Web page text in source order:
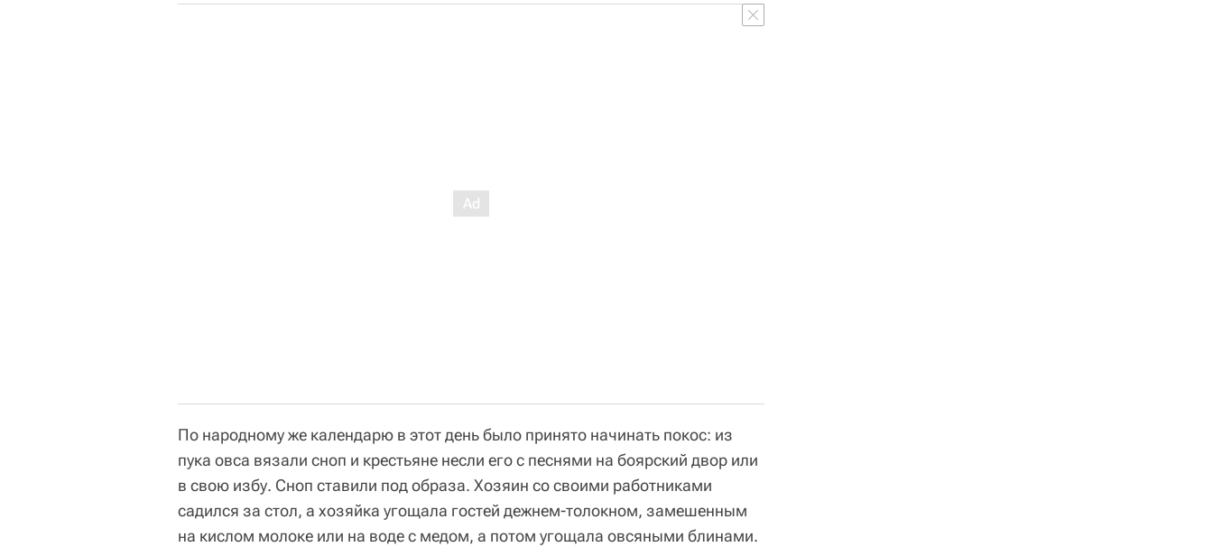
По народному же календарю в этот день было принято начинать покос: из
пука овса вязали сноп и крестьяне несли его с песнями на боярский двор или
в свою избу. Сноп ставили под образа. Хозяин со своими работниками
садился за стол, а хозяйка угощала гостей дежнем-толокном, замешенным
на кислом молоке или на воде с медом, а потом угощала овсяными блинами.